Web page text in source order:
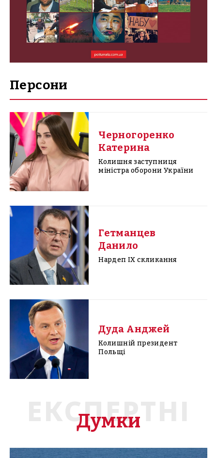
Персони
Черногоренко
Катерина
Колишня заступниця
міністра оборони України
Гетманцев
Данило
Нардеп IX скликання
Дуда Анджей
Колишній президент
Польщі
ЕКСПЕРТНІ
Думки